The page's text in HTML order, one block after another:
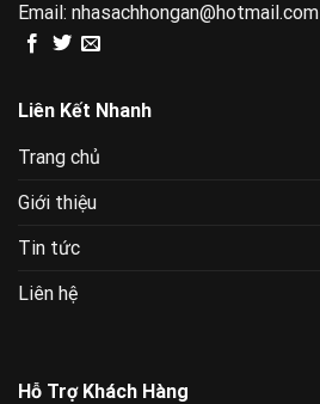
Email: nhasachhongan@hotmail.com
Liên Kết Nhanh
Trang chủ
Giới thiệu
Tin tức
Liên hệ
Hỗ Trợ Khách Hàng